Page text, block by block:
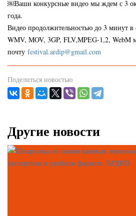
￼Ваши конкурсные видео мы ждем с 3
года.
Видео продолжительностью до 3 минут
WMV, MOV, 3GP, FLV,MPEG-1,2, WebM
почту festival.ardip@gmail.com
Поделиться новостью
Другие новости